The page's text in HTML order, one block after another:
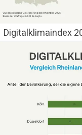
Digitalklimaindex